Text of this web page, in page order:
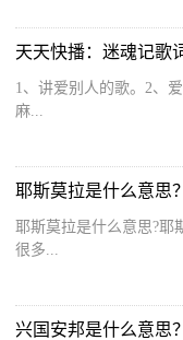
天天快播：迷魂记歌
1、讲爱别人的歌。2、
麻...
耶斯莫拉是什么意思
耶斯莫拉是什么意思?耶
很多...